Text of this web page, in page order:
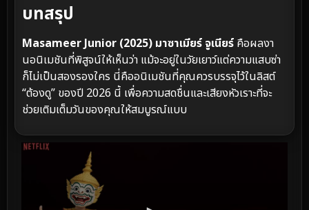
บทสรุป
Masameer Junior (2025) มาซาเมียร์ จูเนียร์ คือผลงา
นอนิเมชันที่พิสูจน์ให้เห็นว่า แม้จะอยู่ในวัยเยาว์แต่ความแสบซ่า
ก็ไม่เป็นสองรองใคร นี่คืออนิเมชันที่คุณควรบรรจุไว้ในลิสต์
“ต้องดู” ของปี 2026 นี้ เพื่อความสดชื่นและเสียงหัวเราะที่จะ
ช่วยเติมเต็มวันของคุณให้สมบูรณ์แบบ